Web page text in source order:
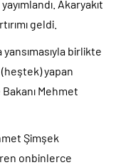
Akaryakıt
geldi.
yansımasıyla birlikte
yapan
Bakanı Mehmet
Şimşek
onbinlerce